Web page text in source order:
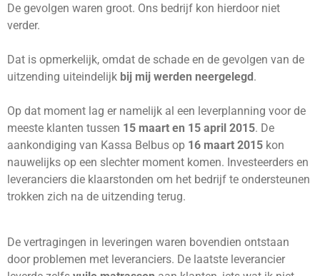
De gevolgen waren groot. Ons bedrijf kon hierdoor niet
verder.
Dat is opmerkelijk, omdat de schade en de gevolgen van de
uitzending uiteindelijk bij mij werden neergelegd.
Op dat moment lag er namelijk al een leverplanning voor de
meeste klanten tussen 15 maart en 15 april 2015. De
aankondiging van Kassa Belbus op 16 maart 2015 kon
nauwelijks op een slechter moment komen. Investeerders en
leveranciers die klaarstonden om het bedrijf te ondersteunen
trokken zich na de uitzending terug.
De vertragingen in leveringen waren bovendien ontstaan
door problemen met leveranciers. De laatste leverancier